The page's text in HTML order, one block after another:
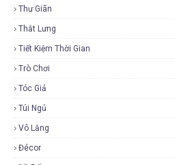
Thư Giãn
Thắt Lưng
Tiết Kiệm Thời Gian
Trò Chơi
Tóc Giả
Túi Ngủ
Vô Lăng
Đécor